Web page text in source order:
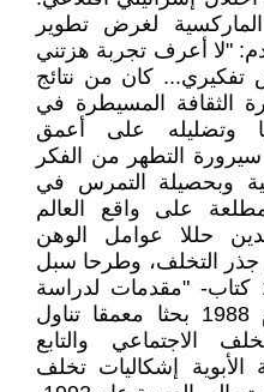
على الماركسية لغرض تطوير
"لا أعرف تجربة هزتني
كان من نتائج
الثقافة المسيطرة في
وتضليله على أعمق
التطهر من الفكر
وبحصيلة التمرس في
على واقع العالم
حللا عوامل الوهن
جذر التخلف، وطرحا سبل
الخلاص. وضع اولا عام 1973 كتاب- "مقدمات لدراسة
المجتمع العربي" ، أتبعه عام 1988 بحثا معمقا تناول
الاجتماعي والتابع
الأبوية إشكاليات تخلف